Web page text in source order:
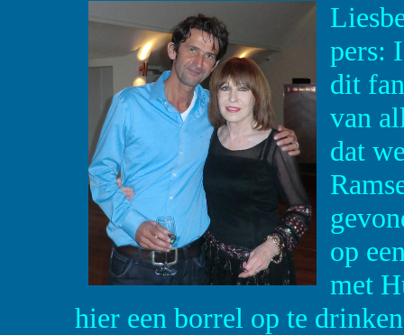
pers:
dit
van
dat
op
met
hier een borrel op te